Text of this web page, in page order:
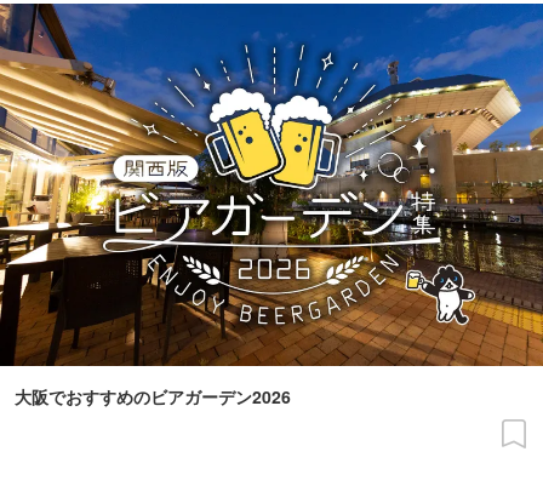
大阪でおすすめのビアガーデン2026